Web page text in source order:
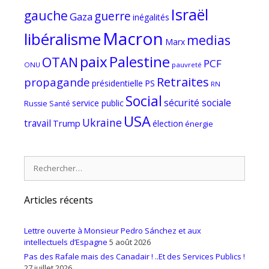
gaucheGaza guerre inégalités Israël
libéralismeMacron Marx medias
ONU OTAN paixPalestine pauvreté PCF
propagande présidentielle PS Retraites RN
Russie Santé service public Social sécurité sociale
travail Trump Ukraine USAélection énergie
Articles récents
Lettre ouverte à Monsieur Pedro Sánchez et aux
intellectuels d’Espagne 5 août 2026
Pas des Rafale mais des Canadair ! ..Et des Services Publics !